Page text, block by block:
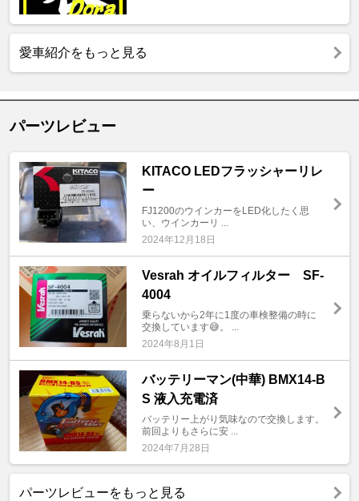
愛車紹介をもっと見る
パーツレビュー
KITACO LEDフラッシャーリレ
ー
FJ1200のウインカーをLED化したく思
い、ウインカーリ ...
2024年12月18日
Vesrah オイルフィルター SF-
4004
乗らないから2年に1度の車検整備の時に
交換しています😅。 ...
2024年8月1日
バッテリーマン(中華) BMX14-B
S 液入充電済
バッテリー上がり気味なので交換します。
前回よりもさらに安 ...
2024年7月28日
パーツレビューをもっと見る